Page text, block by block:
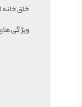
خلق
ویژگی